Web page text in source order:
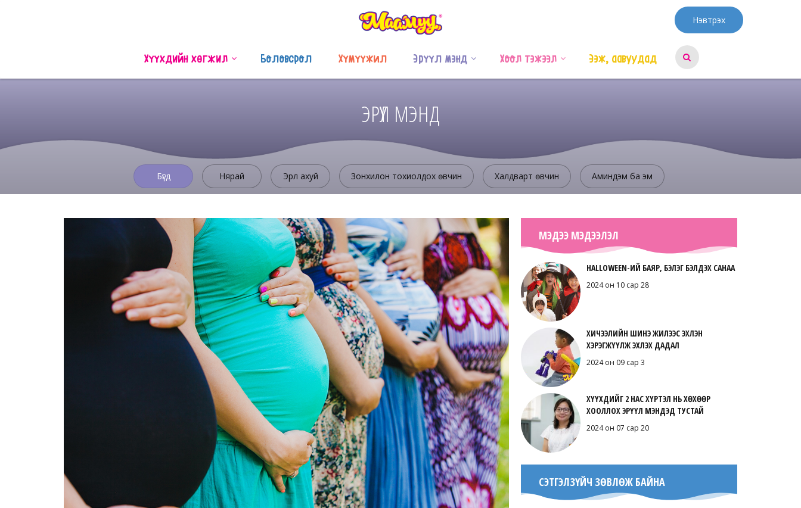
Нэвтрэх
Хүүхдийн хөгжил Боловсрол Хүмүүжил Эрүүл мэнд Хоол тэжээл Ээж, аавуудад
ЭРҮҮЛ МЭНД
Бүгд Нярай Эрүүл ахуй Зонхилон тохиолдох өвчин Халдварт өвчин Аминдэм ба эм
МЭДЭЭ МЭДЭЭЛЭЛ
HALLOWEEN-ИЙ БАЯР, БЭЛЭГ БЭЛДЭХ САНАА
2024 он 10 сар 28
ХИЧЭЭЛИЙН ШИНЭ ЖИЛЭЭС ЭХЛЭН
ХЭРЭГЖҮҮЛЖ ЭХЛЭХ ДАДАЛ
2024 он 09 сар 3
ХҮҮХДИЙГ 2 НАС ХҮРТЭЛ НЬ ХӨХӨӨР
ХООЛЛОХ ЭРҮҮЛ МЭНДЭД ТУСТАЙ
2024 он 07 сар 20
СЭТГЭЛЗҮЙЧ ЗӨВЛӨЖ БАЙНА